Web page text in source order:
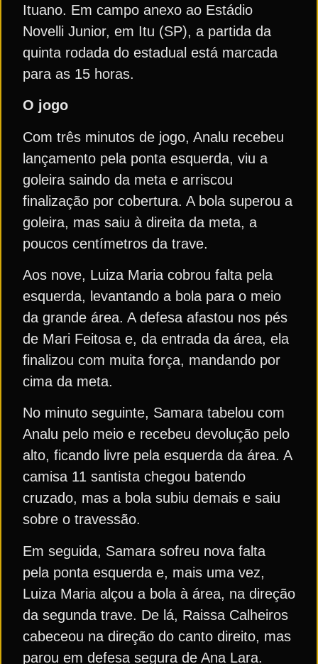
Ituano. Em campo anexo ao Estádio
Novelli Junior, em Itu (SP), a partida da
quinta rodada do estadual está marcada
para as 15 horas.
O jogo
Com três minutos de jogo, Analu recebeu
lançamento pela ponta esquerda, viu a
goleira saindo da meta e arriscou
finalização por cobertura. A bola superou a
goleira, mas saiu à direita da meta, a
poucos centímetros da trave.
Aos nove, Luiza Maria cobrou falta pela
esquerda, levantando a bola para o meio
da grande área. A defesa afastou nos pés
de Mari Feitosa e, da entrada da área, ela
finalizou com muita força, mandando por
cima da meta.
No minuto seguinte, Samara tabelou com
Analu pelo meio e recebeu devolução pelo
alto, ficando livre pela esquerda da área. A
camisa 11 santista chegou batendo
cruzado, mas a bola subiu demais e saiu
sobre o travessão.
Em seguida, Samara sofreu nova falta
pela ponta esquerda e, mais uma vez,
Luiza Maria alçou a bola à área, na direção
da segunda trave. De lá, Raissa Calheiros
cabeceou na direção do canto direito, mas
parou em defesa segura de Ana Lara.